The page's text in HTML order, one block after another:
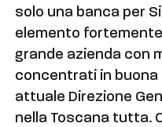
solo una banca per
elemento
grande azienda con
concentrati in buona
attuale Direzione
nella Toscana tutta.